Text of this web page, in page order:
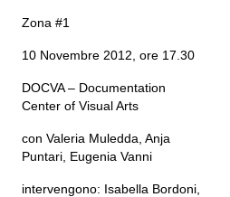
Zona #1
10 Novembre 2012, ore 17.30
DOCVA – Documentation
Center of Visual Arts
con Valeria Muledda, Anja
Puntari, Eugenia Vanni
intervengono: Isabella Bordoni,